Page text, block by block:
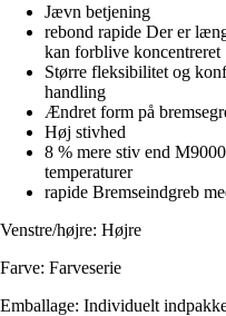
Jævn betjening
rebond rapide Der er
kan forblive koncentreret
Større fleksibilitet og
handling
Ændret form på
Høj stivhed
8 % mere stiv end
temperaturer
rapide Bremseindgreb
Venstre/højre: Højre
Farve: Farveserie
Emballage: Individuelt